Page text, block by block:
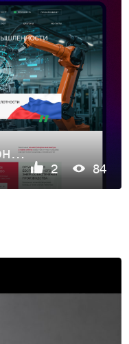
Разработка сайта Фонда развития промышленности Запорожской …
2 84